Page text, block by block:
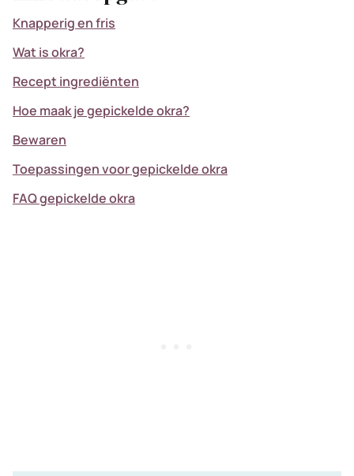
Knapperig en fris
Wat is okra?
Recept ingrediënten
Hoe maak je gepickelde okra?
Bewaren
Toepassingen voor gepickelde okra
FAQ gepickelde okra